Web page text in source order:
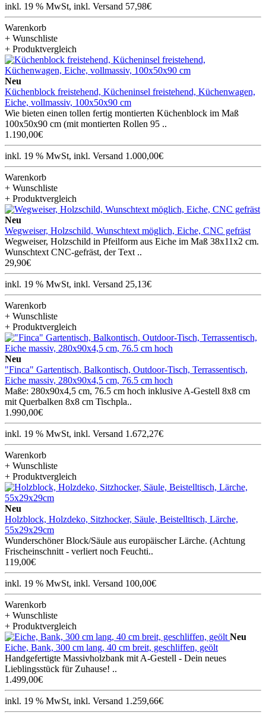
inkl. 19 % MwSt, inkl. Versand 57,98€
Warenkorb
+ Wunschliste
+ Produktvergleich
Neu
Küchenblock freistehend, Kücheninsel freistehend, Küchenwagen,
Eiche, vollmassiv, 100x50x90 cm
Wie bieten einen tollen fertig montierten Küchenblock im Maß
100x50x90 cm (mit montierten Rollen 95 ..
1.190,00€
inkl. 19 % MwSt, inkl. Versand 1.000,00€
Warenkorb
+ Wunschliste
+ Produktvergleich
Neu
Wegweiser, Holzschild, Wunschtext möglich, Eiche, CNC gefräst
Wegweiser, Holzschild in Pfeilform aus Eiche im Maß 38x11x2 cm.
Wunschtext CNC-gefräst, der Text ..
29,90€
inkl. 19 % MwSt, inkl. Versand 25,13€
Warenkorb
+ Wunschliste
+ Produktvergleich
Neu
"Finca" Gartentisch, Balkontisch, Outdoor-Tisch, Terrassentisch,
Eiche massiv, 280x90x4,5 cm, 76.5 cm hoch
Maße: 280x90x4,5 cm, 76.5 cm hoch inklusive A-Gestell 8x8 cm
mit Querbalken 8x8 cm Tischpla..
1.990,00€
inkl. 19 % MwSt, inkl. Versand 1.672,27€
Warenkorb
+ Wunschliste
+ Produktvergleich
Neu
Holzblock, Holzdeko, Sitzhocker, Säule, Beistelltisch, Lärche,
55x29x29cm
Wunderschöner Block/Säule aus europäischer Lärche. (Achtung
Frischeinschnitt - verliert noch Feuchti..
119,00€
inkl. 19 % MwSt, inkl. Versand 100,00€
Warenkorb
+ Wunschliste
+ Produktvergleich
Neu
Eiche, Bank, 300 cm lang, 40 cm breit, geschliffen, geölt
Handgefertigte Massivholzbank mit A-Gestell - Dein neues
Lieblingsstück für Zuhause! ..
1.499,00€
inkl. 19 % MwSt, inkl. Versand 1.259,66€